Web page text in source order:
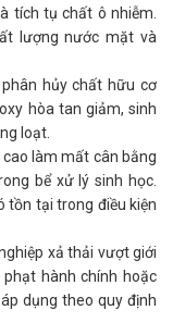
tích tụ chất ô nhiễm.
lượng nước mặt và
hủy chất hữu cơ
hòa tan giảm, sinh
loạt.
cao làm mất cân bằng
bể xử lý sinh học.
tồn tại trong điều kiện
xả thải vượt giới
hành chính hoặc
dụng theo quy định